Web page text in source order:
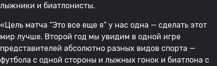
лыжники и биатлонисты.
«Цель матча “Это все еще я” у нас одна — сделать этот
мир лучше. Второй год мы увидим в одной игре
представителей абсолютно разных видов спорта —
футбола с одной стороны и лыжных гонок и биатлона с